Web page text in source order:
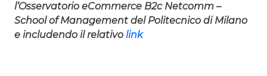
l’Osservatorio eCommerce B2c Netcomm –
School of Management del Politecnico di Milano
e includendo il relativo link